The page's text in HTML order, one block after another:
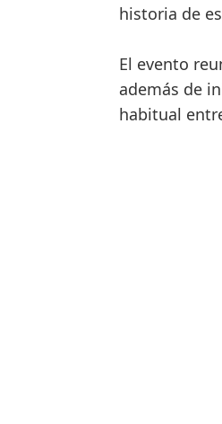
historia de
El evento
además de
habitual